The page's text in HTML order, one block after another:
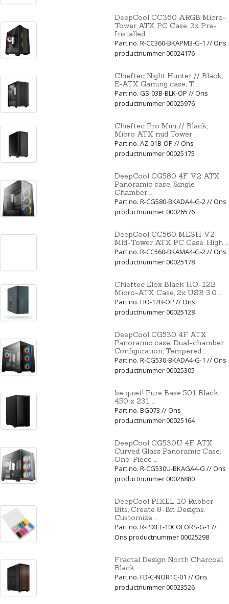
DeepCool CC360 ARGB Micro-
Tower ATX PC Case, 3x Pre-
Installed ...
Part no. R-CC360-BKAPM3-G-1 // Ons
productnummer 00024176
Chieftec Night Hunter // Black,
E-ATX Gaming case, T ...
Part no. GS-03B-BLK-OP // Ons
productnummer 00025976
Chieftec Pro Mini // Black,
Micro ATX mid Tower
Part no. AZ-01B-OP // Ons
productnummer 00025175
DeepCool CG580 4F V2 ATX
Panoramic case, Single
Chamber ...
Part no. R-CG580-BKADA4-G-2 // Ons
productnummer 00026576
DeepCool CC560 MESH V2
Mid-Tower ATX PC Case, High ...
Part no. R-CC560-BKAMA4-G-2 // Ons
productnummer 00025178
Chieftec Elox Black HO-12B
Micro-ATX Case, 2x USB 3.0 ...
Part no. HO-12B-OP // Ons
productnummer 00025128
DeepCool CG530 4F ATX
Panoramic case, Dual-chamber
Configuration, Tempered ...
Part no. R-CG530-BKADA4-G-1 // Ons
productnummer 00025305
be quiet! Pure Base 501 Black,
450 x 231 ...
Part no. BG073 // Ons
productnummer 00025164
DeepCool CG530U 4F ATX
Curved Glass Panoramic Case,
One-Piece ...
Part no. R-CG530U-BKAGA4-G // Ons
productnummer 00026880
DeepCool PIXEL 10 Rubber
Bits, Create 8-Bit Designs,
Customize ...
Part no. R-PIXEL-10COLORS-G-1 //
Ons productnummer 00025298
Fractal Design North Charcoal
Black
Part no. FD-C-NOR1C-01 // Ons
productnummer 00023526